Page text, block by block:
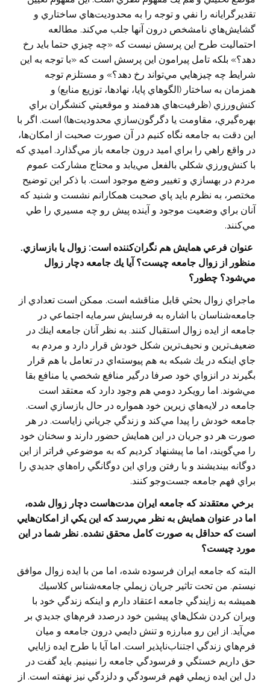
تقديرگرايانه را نفي و توجه را به محدوديت‌هاي ساختاري و
گشايش‌هاي نامشخص درون آنها جلب مي‌كند. مطالعه
احتماليت طرح اين پرسش نيست كه «چه چيزي حتما بايد رخ
دهد؟» بلكه تامل پيرامون اين پرسش است كه «با توجه به اين
شرايط چه چيزهايي مي‌تواند رخ دهد؟» و مستلزم توجه
همزمان به ساختار (الگوهاي پايا، نهادها، توزيع منابع) و
كنش‌ورزي (ظرفيت‌هاي هدفمند و موقعيتي كنشگران براي
بهره‌گيري، مقاومت يا دگرگون‌سازي محدوديت‌ها) است. اگر با
اين دقت به جامعه نگاه كنيم در آن صورت صحبت از امكان‌ها،
در واقع راهي را براي اميد درون جامعه باز مي‌گذارد. اميدي كه
با كنش‌ورزي شكلي بالفعل مي‌يابد و محتاج مشاركت عموم
مردم در بهسازي و تغيير وضع موجود است. با ذكر اين توضيح
مختصر، به نظرم بايد پاي صحبت همكارانم نشست و شنيد كه
آنان براي وضعيت موجود و آينده پيش رو چه مسيري را طي
مي‌كنند.
‌عنوان فرعي همايش هم نگران‌كننده است: زوال يا بازسازي.
منظور از زوال جامعه چيست؟ آيا يك جامعه دچار زوال
مي‌شود؟ چطور؟
ماجراي زوال بحثي قابل مناقشه است. ممكن است تعدادي از
جامعه‌شناسان با اشاره به فرسايش سرمايه اجتماعي در
جامعه از ايده زوال استقبال كنند. به نظر آنان جامعه اينك در
ضعيف‌ترين و نحيف‌ترين شكل خودش قرار دارد و مردم به
جاي اينكه در يك شبكه به هم پيوسته‌اي در تعامل با هم قرار
بگيرند در انزواي خود صرفا درگير منافع شخصي يا منافع بقا
مي‌شوند. اما رويكرد دومي هم وجود دارد كه معتقد است
جامعه در لايه‌هاي زيرين خود همواره در حال بازسازي است.
جامعه خودش را پيدا مي‌كند و زندگي جرياني زاياست. در هر
صورت هر دو جريان در اين همايش حضور دارند و سخنان خود
را مي‌گويند، اما ما پيشنهاد كرديم كه به موضوعي فراتر از اين
دوگانه بينديشند و با رفتن وراي اين دوگانگي راه‌هاي جديدي را
براي فهم جامعه جست‌وجو كنند.
‌برخي معتقدند كه جامعه ايران مدت‌هاست دچار زوال شده،
اما در عنوان همايش به نظر مي‌رسد كه اين يكي از امكان‌هايي
است كه حداقل به صورت كامل محقق نشده. نظر شما در اين
مورد چيست؟
البته كه جامعه ايران فرسوده شده، اما من با ايده زوال موافق
نيستم. من تحت تاثير جريان زيملي جامعه‌شناس كلاسيك
هميشه به زايندگي جامعه اعتقاد دارم و اينكه زندگي خود با
ويران كردن شكل‌هاي پيشين خود درصدد فرم‌هاي جديدي بر
مي‌آيد. از اين رو مبارزه و تنش دايمي درون جامعه و ميان
فرم‌هاي زندگي اجتناب‌ناپذير است. اما آيا با طرح ايده زايايي
حق داريم خستگي و فرسودگي جامعه را نبينيم. بايد گفت در
دل اين ايده زيملي فهم فرسودگي و دلزدگي نيز نهفته است. از